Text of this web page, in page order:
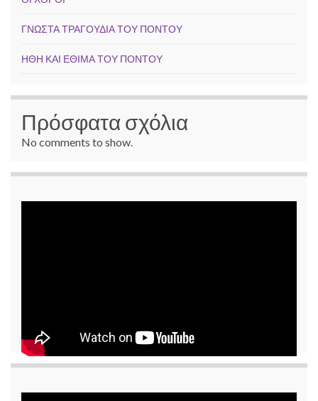
ΓΝΩΣΤΑ ΤΡΑΓΟΥΔΙΑ ΤΟΥ ΠΟΝΤΟΥ
ΗΘΗ ΚΑΙ ΕΘΙΜΑ ΤΟΥ ΠΟΝΤΟΥ
Πρόσφατα σχόλια
No comments to show.